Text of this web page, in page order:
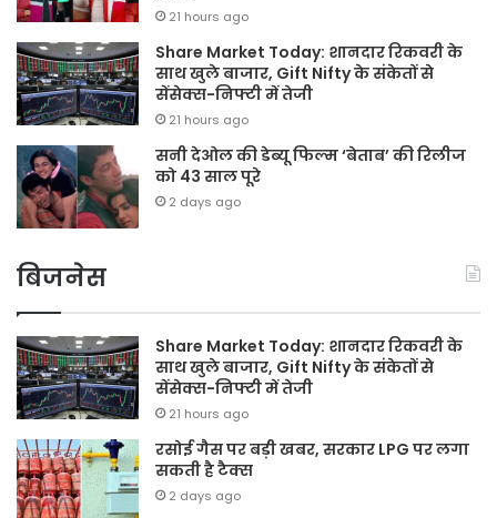
21 hours ago
Share Market Today: शानदार रिकवरी के
साथ खुले बाजार, Gift Nifty के संकेतों से
सेंसेक्स-निफ्टी में तेजी
21 hours ago
सनी देओल की डेब्यू फिल्म ‘बेताब’ की रिलीज
को 43 साल पूरे
2 days ago
बिजनेस
Share Market Today: शानदार रिकवरी के
साथ खुले बाजार, Gift Nifty के संकेतों से
सेंसेक्स-निफ्टी में तेजी
21 hours ago
रसोई गैस पर बड़ी खबर, सरकार LPG पर लगा
सकती है टैक्स
2 days ago